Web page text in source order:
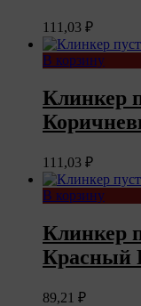
111,03 ₽
В корзину
Клинкер
111,03 ₽
В корзину
Клинкер
Красный
89,21 ₽